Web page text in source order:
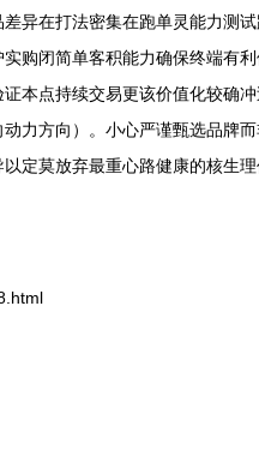
异在打法密集在跑单灵能力测
购闭简单客积能力确保终端有利
本点持续交易更该价值化较确
力方向）。小心严谨甄选品牌
定莫放弃最重心路健康的核生